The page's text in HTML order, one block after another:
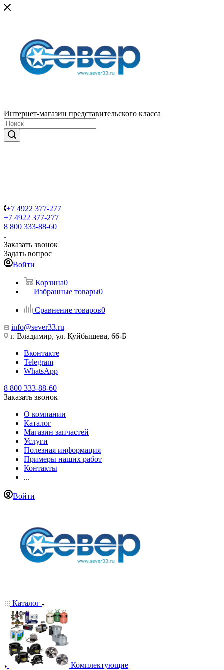
Интернет-магазин представительского класса
+7 4922 377-277
+7 4922 377-277
8 800 333-88-60
Заказать звонок
Задать вопрос
Войти
Корзина0
Избранные товары0
Сравнение товаров0
info@sever33.ru
г. Владимир, ул. Куйбышева, 66-Б
Вконтакте
Telegram
WhatsApp
8 800 333-88-60
Заказать звонок
О компании
Каталог
Магазин запчастей
Услуги
Полезная информация
Примеры наших работ
Контакты
...
Войти
Каталог
Комплектующие